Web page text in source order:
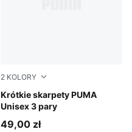
2 KOLORY
Krótkie skarpety PUMA
Unisex 3 pary
black
49,00 zł